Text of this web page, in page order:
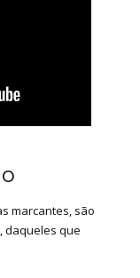
marcantes, são
daqueles que